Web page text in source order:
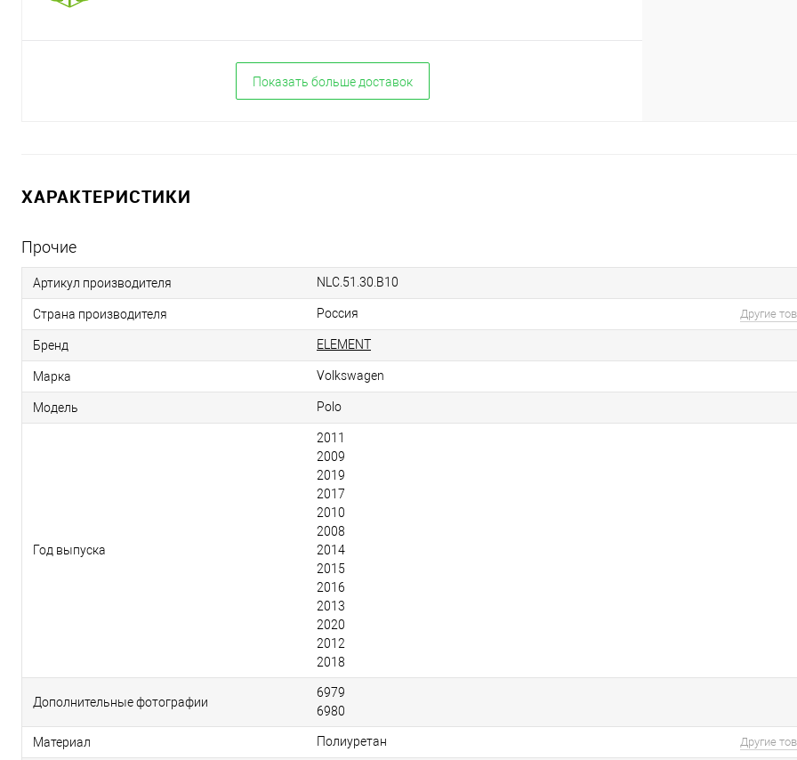
Показать больше доставок
ХАРАКТЕРИСТИКИ
Прочие
Артикул производителя NLC.51.30.B10
Страна производителя Россия Другие
Бренд ELEMENT
Марка Volkswagen
Модель Polo
Год выпуска
2011
2009
2019
2017
2010
2008
2014
2015
2016
2013
2020
2012
2018
Дополнительные фотографии
6979
6980
Материал Полиуретан Другие